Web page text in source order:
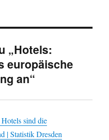
„Hotels:
europäische
an“
sind die
| Statistik Dresden